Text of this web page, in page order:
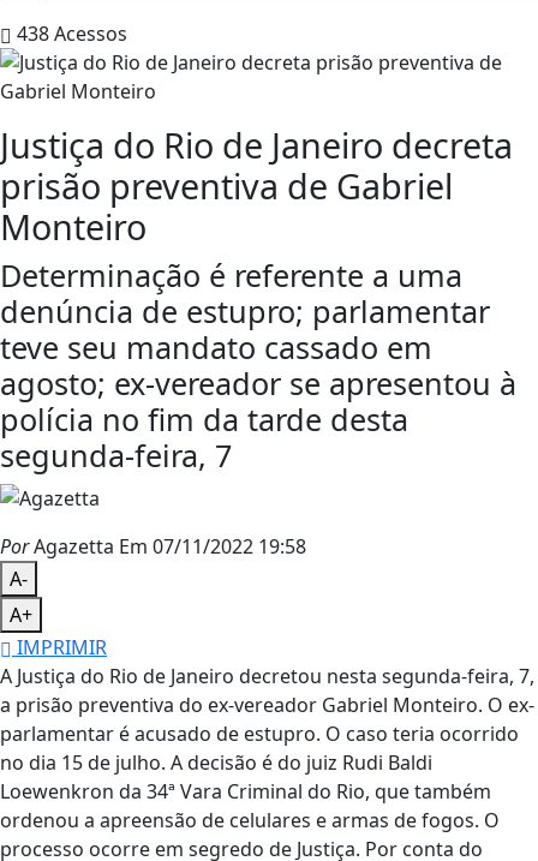
438Acessos
Justiça do Rio de Janeiro decreta
prisão preventiva de Gabriel
Monteiro
Determinação é referente a uma
denúncia de estupro; parlamentar
teve seu mandato cassado em
agosto; ex-vereador se apresentou à
polícia no fim da tarde desta
segunda-feira, 7
PorAgazetta Em 07/11/2022 19:58
A-
A+
IMPRIMIR
A Justiça do Rio de Janeiro decretou nesta segunda-feira, 7,
a prisão preventiva do ex-vereador Gabriel Monteiro. O ex-
parlamentar é acusado de estupro. O caso teria ocorrido
no dia 15 de julho. A decisão é do juiz Rudi Baldi
Loewenkron da 34ª Vara Criminal do Rio, que também
ordenou a apreensão de celulares e armas de fogos. O
processo ocorre em segredo de Justiça. Por conta do